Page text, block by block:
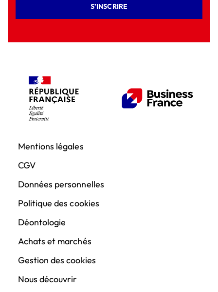
S’INSCRIRE
Mentions légales
CGV
Données personnelles
Politique des cookies
Déontologie
Achats et marchés
Gestion des cookies
Nous découvrir